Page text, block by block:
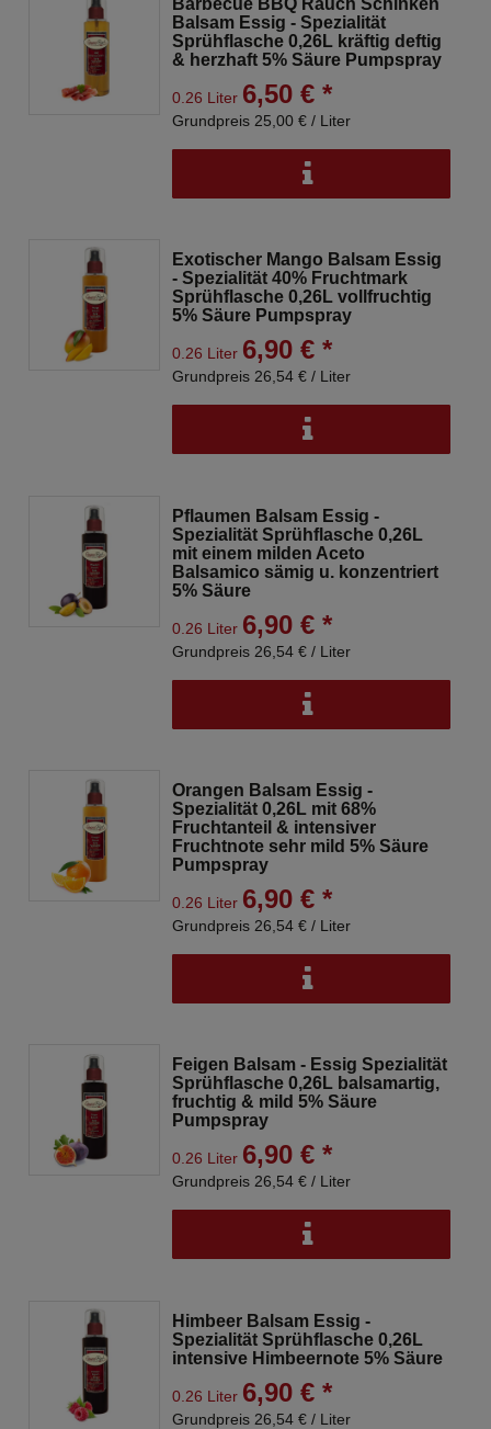
Barbecue BBQ Rauch Schinken
Balsam Essig - Spezialität
Sprühflasche 0,26L kräftig deftig
& herzhaft 5% Säure Pumpspray
0.26 Liter 6,50 € *
Grundpreis 25,00 € / Liter
Exotischer Mango Balsam Essig
- Spezialität 40% Fruchtmark
Sprühflasche 0,26L vollfruchtig
5% Säure Pumpspray
0.26 Liter 6,90 € *
Grundpreis 26,54 € / Liter
Pflaumen Balsam Essig -
Spezialität Sprühflasche 0,26L
mit einem milden Aceto
Balsamico sämig u. konzentriert
5% Säure
0.26 Liter 6,90 € *
Grundpreis 26,54 € / Liter
Orangen Balsam Essig -
Spezialität 0,26L mit 68%
Fruchtanteil & intensiver
Fruchtnote sehr mild 5% Säure
Pumpspray
0.26 Liter 6,90 € *
Grundpreis 26,54 € / Liter
Feigen Balsam - Essig Spezialität
Sprühflasche 0,26L balsamartig,
fruchtig & mild 5% Säure
Pumpspray
0.26 Liter 6,90 € *
Grundpreis 26,54 € / Liter
Himbeer Balsam Essig -
Spezialität Sprühflasche 0,26L
intensive Himbeernote 5% Säure
0.26 Liter 6,90 € *
Grundpreis 26,54 € / Liter